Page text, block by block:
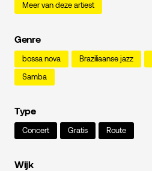
Meer van deze artiest
Genre
bossa nova Braziliaanse jazz
Samba
Type
Concert Gratis Route
Wijk